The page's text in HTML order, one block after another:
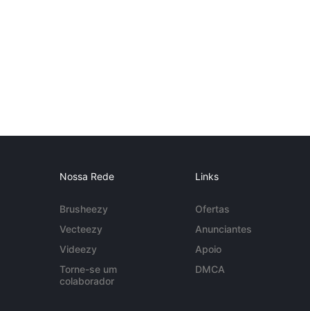
Nossa Rede
Brusheezy
Vecteezy
Videezy
Torne-se um
colaborador
Links
Ofertas
Anunciantes
Apoio
DMCA